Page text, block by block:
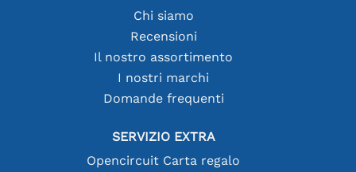
Chi siamo
Recensioni
Il nostro assortimento
I nostri marchi
Domande frequenti
SERVIZIO EXTRA
Opencircuit Carta regalo